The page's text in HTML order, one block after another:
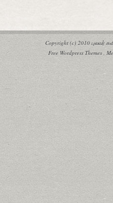
Copyright (c) 2010 புலவர்
Free Wordpress Themes ,